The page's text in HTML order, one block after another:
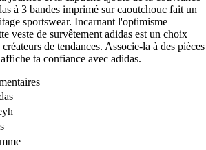
à 3 bandes imprimé sur caoutchouc fait un
sportswear. Incarnant l'optimisme
veste de survêtement adidas est un choix
de tendances. Associe-la à des pièces
ta confiance avec adidas.